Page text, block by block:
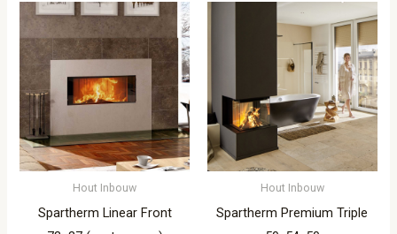
Hout Inbouw
Spartherm Linear Front
Hout Inbouw
Spartherm Premium Triple